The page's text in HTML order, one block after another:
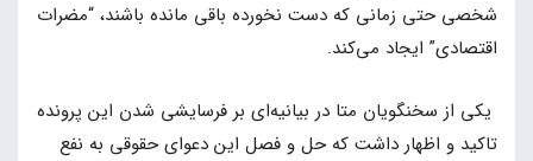
شخصی حتی زمانی که دست نخورده باقی مانده باشند، “مضرات
اقتصادی” ایجاد می‌کند.
یکی از سخنگویان متا در بیانیه‌ای بر فرسایشی شدن این پرونده
تاکید و اظهار داشت که حل و فصل این دعوای حقوقی به نفع